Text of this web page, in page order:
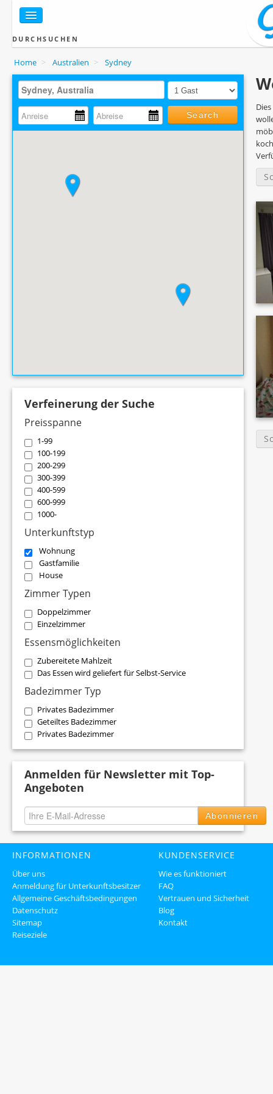
DURCHSUCHEN
Home > Australien > Sydney
Search
Verfeinerung der Suche
Preisspanne
1-99
100-199
200-299
300-399
400-599
600-999
1000-
Unterkunftstyp
Wohnung
Gastfamilie
House
Zimmer Typen
Doppelzimmer
Einzelzimmer
Essensmöglichkeiten
Zubereitete Mahlzeit
Das Essen wird geliefert für Selbst-Service
Badezimmer Typ
Privates Badezimmer
Geteiltes Badezimmer
Privates Badezimmer
Anmelden für Newsletter mit Top-
Angeboten
Abonnieren
INFORMATIONEN
Über uns
Anmeldung für Unterkunftsbesitzer
Allgemeine Geschäftsbedingungen
Datenschutz
Sitemap
Reiseziele
KUNDENSERVICE
Wie es funktioniert
FAQ
Vertrauen und Sicherheit
Blog
Kontakt